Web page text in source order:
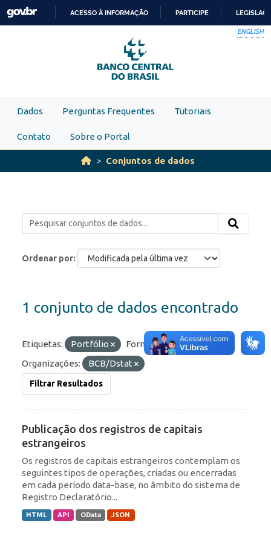
Skip to main content
PARA
O
CONTEÚDO
ACESSO À INFORMAÇÃO PARTICIPE
ENGLISH
Dados Perguntas Frequentes Tutoriais
Contato Sobre o Portal
Conjuntos de dados
Ordenar por
1 conjunto de dados encontrado
Etiquetas: Portfólio Formatos:
API
Organizações:
BCB/Dstat
Filtrar Resultados
Publicação dos registros de capitais
estrangeiros
Os registros de capitais estrangeiros contemplam os
seguintes tipos de operações, criadas ou encerradas
em cada período data-base, no âmbito do sistema de
Registro Declaratório...
HTML API OData JSON